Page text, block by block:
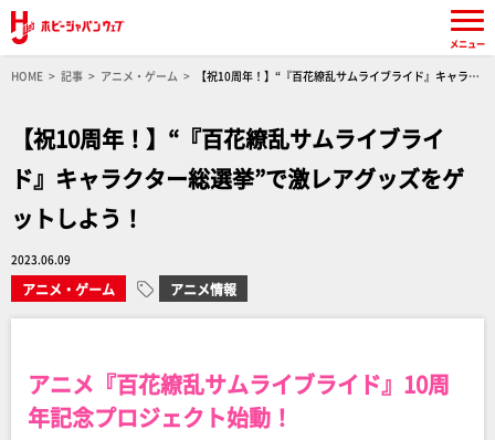
HOME 記事 アニメ・ゲーム
【祝10周年！】“『百花繚乱サムライブライド』キャラク
【祝10周年！】“『百花繚乱サムライブライ
ド』キャラクター総選挙”で激レアグッズをゲ
ットしよう！
2023.06.09
アニメ・ゲーム アニメ情報
アニメ『百花繚乱サムライブライド』10周
年記念プロジェクト始動！
メニュー